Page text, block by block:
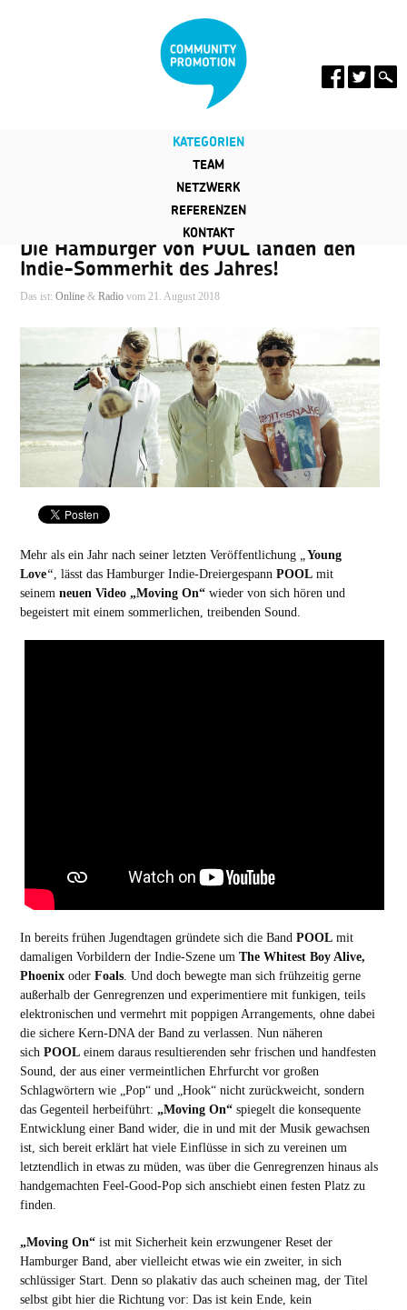
KATEGORIEN
TEAM
NETZWERK
REFERENZEN
KONTAKT
Die Hamburger von POOL landen den
Indie-Sommerhit des Jahres!
Das ist: Online& Radiovom 21. August 2018
Mehr als ein Jahr nach seiner letzten Veröffentlichung
Young
Love“ , lässt das Hamburger Indie-Dreiergespann POOLmit
seinem neuen Video „Moving On“ wieder von sich hören und
begeistert mit einem sommerlichen, treibenden Sound.
In bereits frühen Jugendtagen gründete sich die Band POOL mit
damaligen Vorbildern der Indie-Szene um The Whitest Boy Alive,
Phoenix oder Foals. Und doch bewegte man sich frühzeitig gerne
außerhalb der Genregrenzen und experimentiere mit funkigen, teils
elektronischen und vermehrt mit poppigen Arrangements, ohne dabei
die sichere Kern-DNA der Band zu verlassen. Nun näheren
sich POOL einem daraus resultierenden sehr frischen und handfesten
Sound, der aus einer vermeintlichen Ehrfurcht vor großen
Schlagwörtern wie „Pop“ und „Hook“ nicht zurückweicht, sondern
das Gegenteil herbeiführt: „Moving On“ spiegelt die konsequente
Entwicklung einer Band wider, die in und mit der Musik gewachsen
ist, sich bereit erklärt hat viele Einflüsse in sich zu vereinen um
letztendlich in etwas zu müden, was über die Genregrenzen hinaus als
handgemachten Feel-Good-Pop sich anschiebt einen festen Platz zu
finden.
„Moving On“ist mit Sicherheit kein erzwungener Reset der
Hamburger Band, aber vielleicht etwas wie ein zweiter, in sich
schlüssiger Start. Denn so plakativ das auch scheinen mag, der Titel
selbst gibt hier die Richtung vor: Das ist kein Ende, kein